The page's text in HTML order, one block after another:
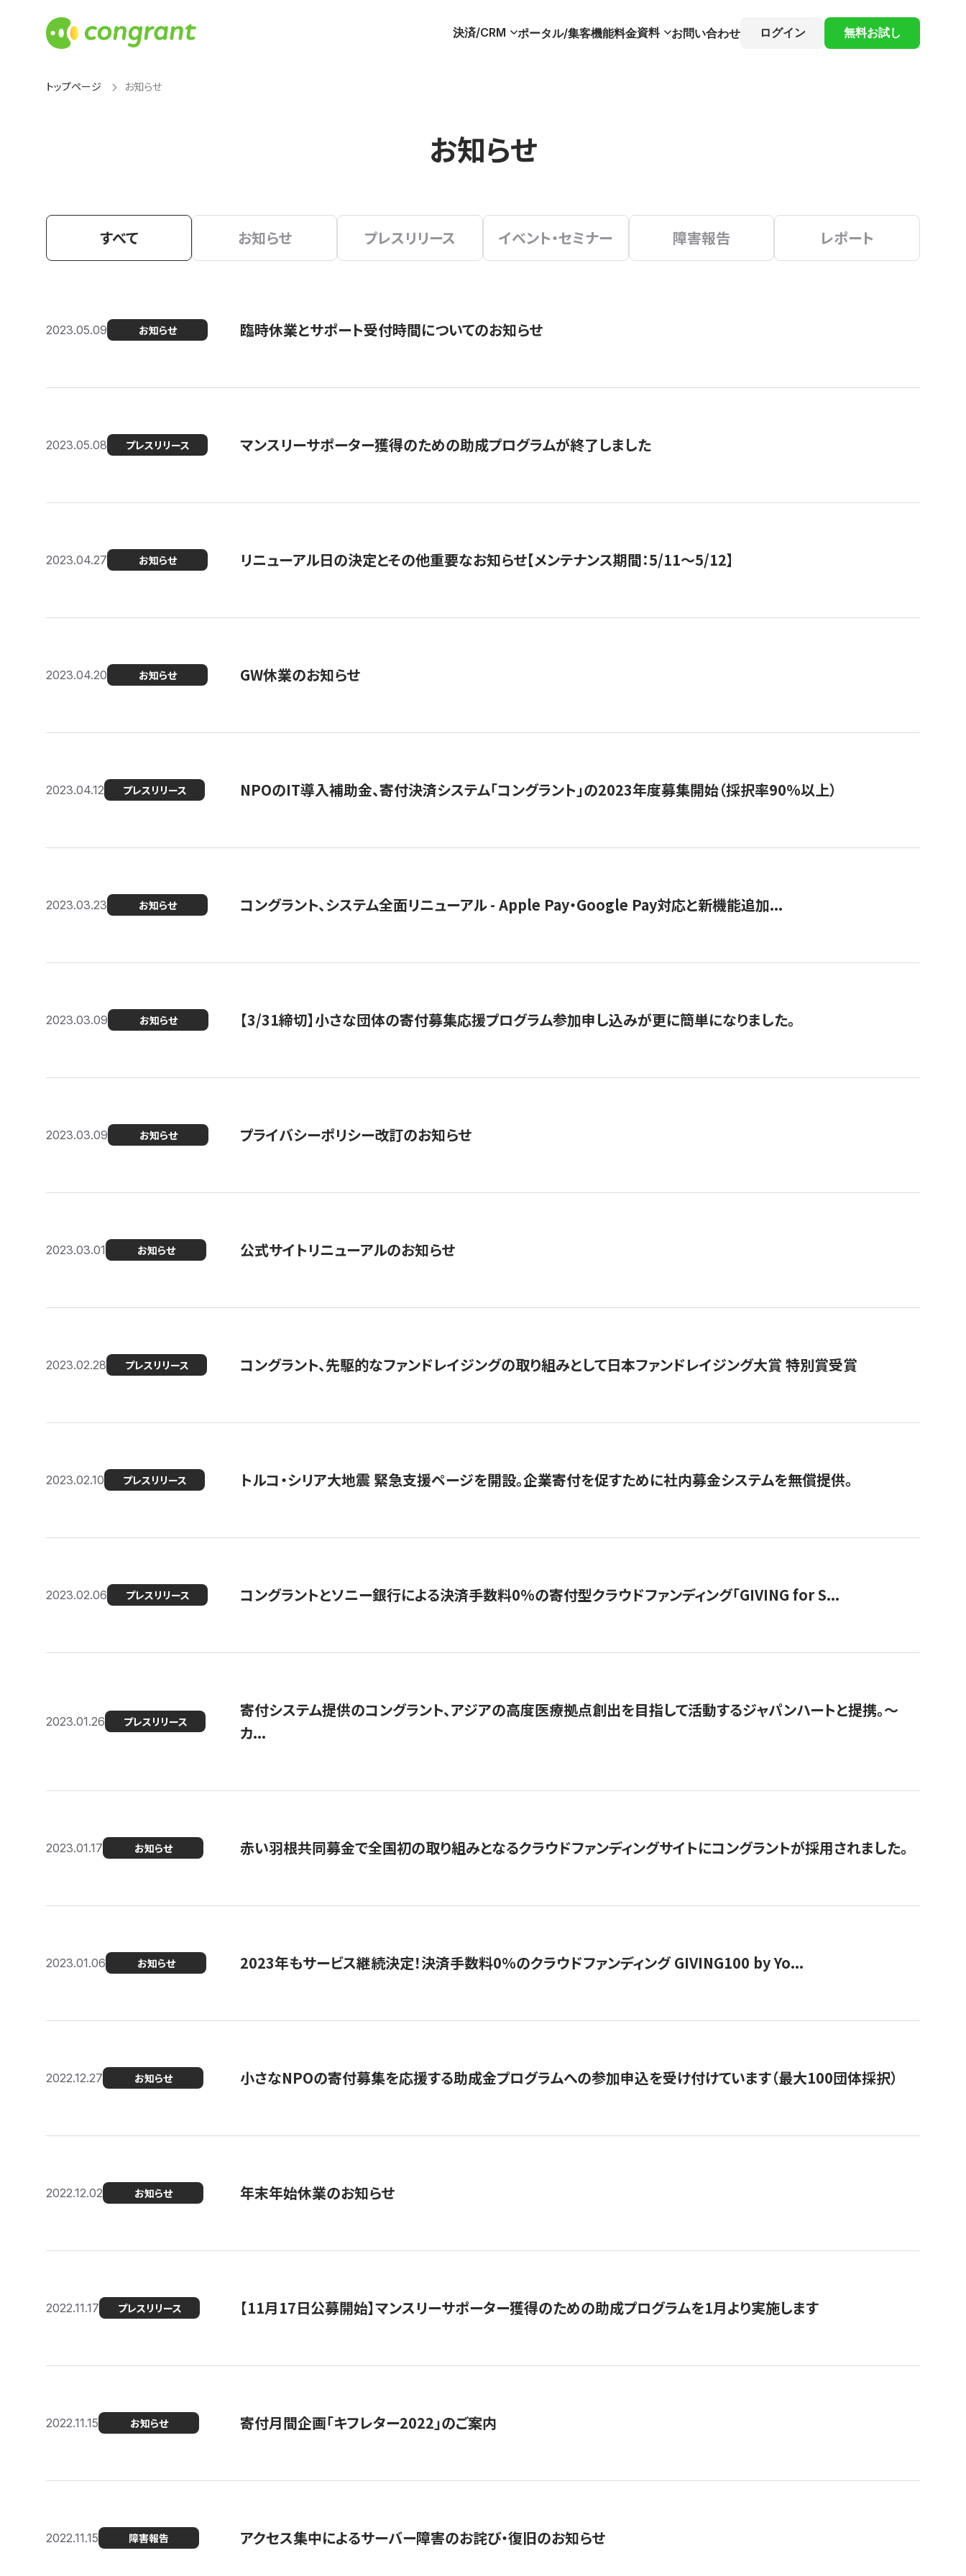
決済/CRM ポータル/集客機能料金資料 お問い合わせ ログイン 無料お試し
トップページ お知らせ
お知らせ
すべて お知らせ プレスリリース イベント・セミナー 障害報告 レポート
2023.05.09 お知らせ 臨時休業とサポート受付時間についてのお知らせ
2023.05.08 プレスリリース マンスリーサポーター獲得のための助成プログラムが終了しました
2023.04.27 お知らせ リニューアル日の決定とその他重要なお知らせ【メンテナンス期間：5/11～5/12】
2023.04.20 お知らせ GW休業のお知らせ
2023.04.12 プレスリリース NPOのIT導入補助金、寄付決済システム「コングラント」の2023年度募集開始（採択率90%以上）
2023.03.23 お知らせ コングラント、システム全面リニューアル - Apple Pay・Google Pay対応と新機能追加...
2023.03.09 お知らせ 【3/31締切】小さな団体の寄付募集応援プログラム参加申し込みが更に簡単になりました。
2023.03.09 お知らせ プライバシーポリシー改訂のお知らせ
2023.03.01 お知らせ 公式サイトリニューアルのお知らせ
2023.02.28 プレスリリース コングラント、先駆的なファンドレイジングの取り組みとして日本ファンドレイジング大賞 特別賞受賞
2023.02.10 プレスリリース トルコ・シリア大地震 緊急支援ページを開設。企業寄付を促すために社内募金システムを無償提供。
2023.02.06 プレスリリース コングラントとソニー銀行による決済手数料0%の寄付型クラウドファンディング「GIVING for S...
2023.01.26 プレスリリース
寄付システム提供のコングラント、アジアの高度医療拠点創出を目指して活動するジャパンハートと提携。〜
カ...
2023.01.17 お知らせ 赤い羽根共同募金で全国初の取り組みとなるクラウドファンディングサイトにコングラントが採用されました。
2023.01.06 お知らせ 2023年もサービス継続決定！決済手数料0％のクラウドファンディング GIVING100 by Yo...
2022.12.27 お知らせ 小さなNPOの寄付募集を応援する助成金プログラムへの参加申込を受け付けています（最大100団体採択）
2022.12.02 お知らせ 年末年始休業のお知らせ
2022.11.17 プレスリリース 【11月17日公募開始】マンスリーサポーター獲得のための助成プログラムを1月より実施します
2022.11.15 お知らせ 寄付月間企画「キフレター2022」のご案内
2022.11.15 障害報告 アクセス集中によるサーバー障害のお詫び・復旧のお知らせ